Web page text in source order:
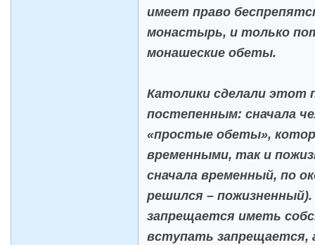
имеет право
монастырь, и только
монашеские обеты.
Католики сделали этот
постепенным: сначала
«простые обеты»,
временными, так и
сначала временный, по
решился –
запрещается иметь
вступать запрещается,